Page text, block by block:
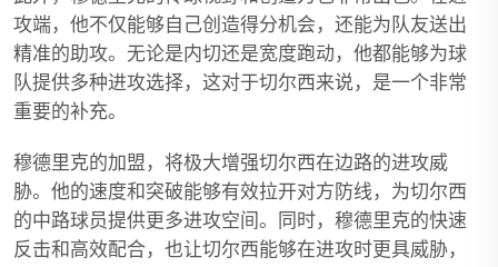
攻端，他不仅能够自己创造得分机会，还能为队友送出
精准的助攻。无论是内切还是宽度跑动，他都能够为球
队提供多种进攻选择，这对于切尔西来说，是一个非常
重要的补充。
穆德里克的加盟，将极大增强切尔西在边路的进攻威
胁。他的速度和突破能够有效拉开对方防线，为切尔西
的中路球员提供更多进攻空间。同时，穆德里克的快速
反击和高效配合，也让切尔西能够在进攻时更具威胁，